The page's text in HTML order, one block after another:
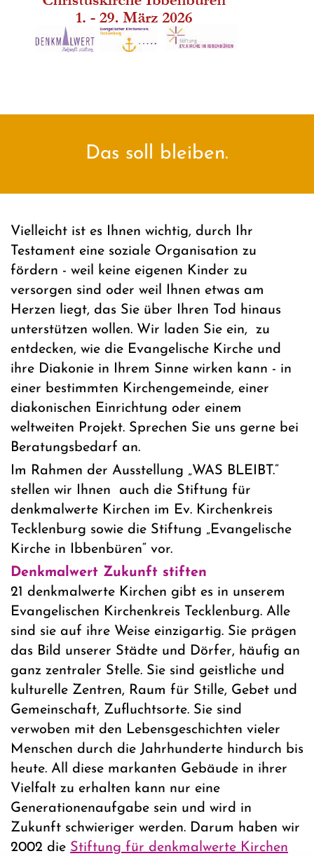
Das soll bleiben.
Vielleicht ist es Ihnen wichtig, durch Ihr
Testament eine soziale Organisation zu
fördern - weil keine eigenen Kinder zu
versorgen sind oder weil Ihnen etwas am
Herzen liegt, das Sie über Ihren Tod hinaus
unterstützen wollen. Wir laden Sie ein, zu
entdecken, wie die Evangelische Kirche und
ihre Diakonie in Ihrem Sinne wirken kann - in
einer bestimmten Kirchengemeinde, einer
diakonischen Einrichtung oder einem
weltweiten Projekt. Sprechen Sie uns gerne bei
Beratungsbedarf an.
Im Rahmen der Ausstellung „WAS BLEIBT.“
stellen wir Ihnen auch die Stiftung für
denkmalwerte Kirchen im Ev. Kirchenkreis
Tecklenburg sowie die Stiftung „Evangelische
Kirche in Ibbenbüren“ vor.
Denkmalwert Zukunft stiften
21 denkmalwerte Kirchen gibt es in unserem
Evangelischen Kirchenkreis Tecklenburg. Alle
sind sie auf ihre Weise einzigartig. Sie prägen
das Bild unserer Städte und Dörfer, häufig an
ganz zentraler Stelle. Sie sind geistliche und
kulturelle Zentren, Raum für Stille, Gebet und
Gemeinschaft, Zufluchtsorte. Sie sind
verwoben mit den Lebensgeschichten vieler
Menschen durch die Jahrhunderte hindurch bis
heute. All diese markanten Gebäude in ihrer
Vielfalt zu erhalten kann nur eine
Generationenaufgabe sein und wird in
Zukunft schwieriger werden. Darum haben wir
2002 die Stiftung für denkmalwerte Kirchen